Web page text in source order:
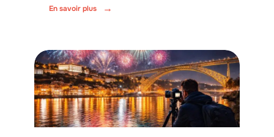
En savoir plus
Activités